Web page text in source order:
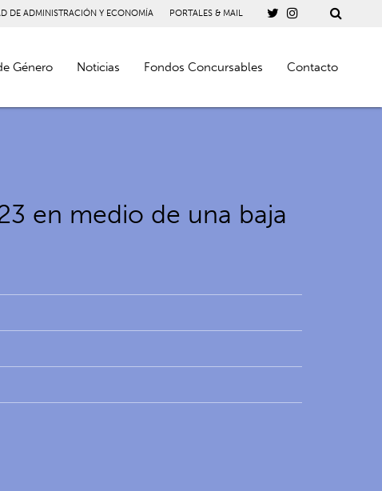
DE ADMINISTRACIÓN Y ECONOMÍA PORTALES & MAIL
Género Noticias Fondos Concursables Contacto
en medio de una baja